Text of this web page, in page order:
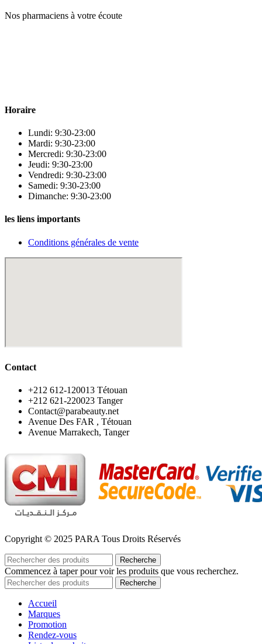
Nos pharmaciens à votre écoute
Horaire
Lundi: 9:30-23:00
Mardi: 9:30-23:00
Mercredi: 9:30-23:00
Jeudi: 9:30-23:00
Vendredi: 9:30-23:00
Samedi: 9:30-23:00
Dimanche: 9:30-23:00
les liens importants
Conditions générales de vente
Contact
‪+212 612-120013 Tétouan
‪+212 621-220023 Tanger
Contact@parabeauty.net
Avenue Des FAR , Tétouan
Avenue Marrakech, Tanger
Copyright © 2025 PARA Tous Droits Réservés
Recherche
Commencez à taper pour voir les produits que vous recherchez.
Recherche
Accueil
Marques
Promotion
Rendez-vous